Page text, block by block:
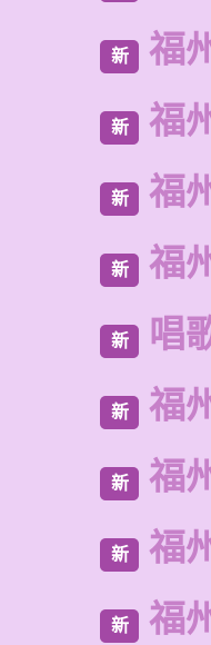
新 福
新 福
新 福
新 福
新 唱
新 福
新 福
新 福
新 福